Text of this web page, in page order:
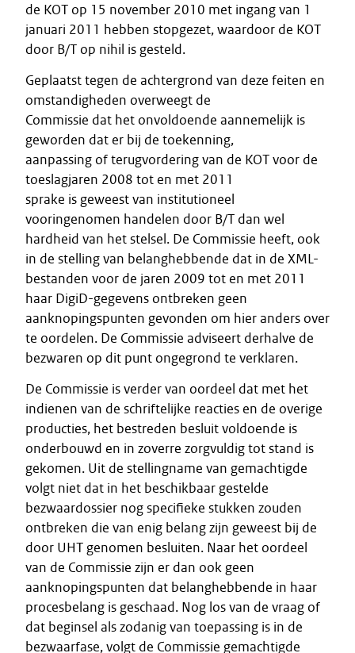
de KOT op 15 november 2010 met ingang van 1
januari 2011 hebben stopgezet, waardoor de KOT
door B/T op nihil is gesteld.
Geplaatst tegen de achtergrond van deze feiten en
omstandigheden overweegt de
Commissie dat het onvoldoende aannemelijk is
geworden dat er bij de toekenning,
aanpassing of terugvordering van de KOT voor de
toeslagjaren 2008 tot en met 2011
sprake is geweest van institutioneel
vooringenomen handelen door B/T dan wel
hardheid van het stelsel. De Commissie heeft, ook
in de stelling van belanghebbende dat in de XML-
bestanden voor de jaren 2009 tot en met 2011
haar DigiD-gegevens ontbreken geen
aanknopingspunten gevonden om hier anders over
te oordelen. De Commissie adviseert derhalve de
bezwaren op dit punt ongegrond te verklaren.
De Commissie is verder van oordeel dat met het
indienen van de schriftelijke reacties en de overige
producties, het bestreden besluit voldoende is
onderbouwd en in zoverre zorgvuldig tot stand is
gekomen. Uit de stellingname van gemachtigde
volgt niet dat in het beschikbaar gestelde
bezwaardossier nog specifieke stukken zouden
ontbreken die van enig belang zijn geweest bij de
door UHT genomen besluiten. Naar het oordeel
van de Commissie zijn er dan ook geen
aanknopingspunten dat belanghebbende in haar
procesbelang is geschaad. Nog los van de vraag of
dat beginsel als zodanig van toepassing is in de
bezwaarfase, volgt de Commissie gemachtigde